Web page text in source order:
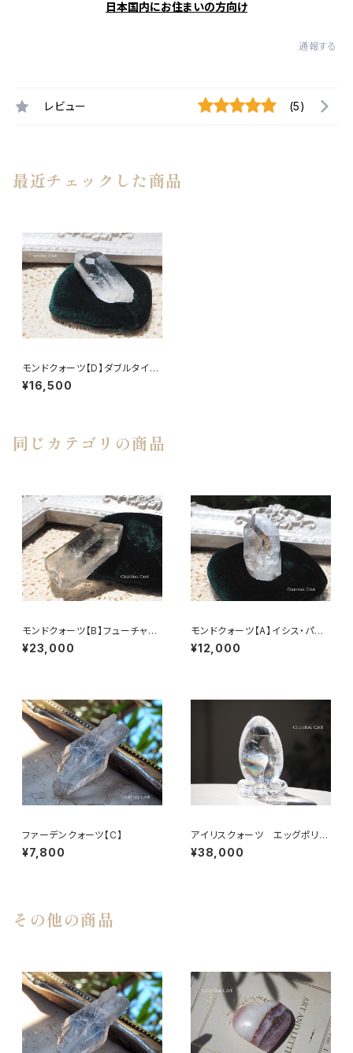
日本国内にお住まいの方向け
通報する
レビュー (5)
最近チェックした商品
モンドクォーツ【D】ダブルタイム
リンク
¥16,500
同じカテゴリの商品
モンドクォーツ【B】フューチャー
タイムリンク
¥23,000
モンドクォーツ【A】イシス・パス
トタイムリンク
¥12,000
ファーデンクォーツ【C】
¥7,800
アイリスクォーツ エッグポリッ
シュ
¥38,000
その他の商品